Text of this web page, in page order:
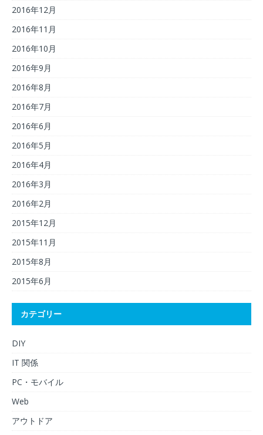
2016年12月
2016年11月
2016年10月
2016年9月
2016年8月
2016年7月
2016年6月
2016年5月
2016年4月
2016年3月
2016年2月
2015年12月
2015年11月
2015年8月
2015年6月
カテゴリー
DIY
IT 関係
PC・モバイル
Web
アウトドア